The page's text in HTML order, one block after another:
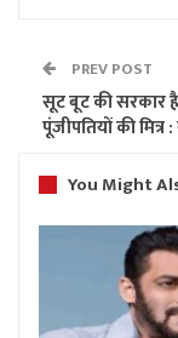
PREV POST
सूट बूट की सरकार
पूंजीपतियों की मित्र
You Might